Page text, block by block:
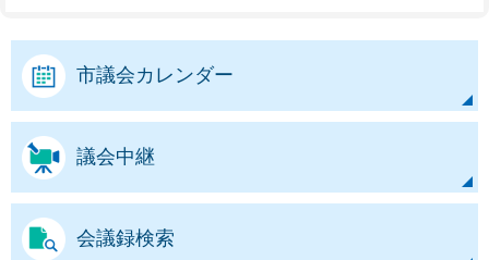
市議会カレンダー
議会中継
会議録検索